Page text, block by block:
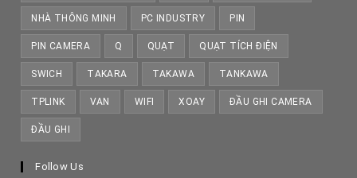
NHÀ THÔNG MINH PC INDUSTRY PIN
PIN CAMERA Q QUẠT QUẠT TÍCH ĐIỆN
SWICH TAKARA TAKAWA TANKAWA
TPLINK VAN WIFI XOAY ĐẦU GHI CAMERA
ĐẦU GHI
Follow Us